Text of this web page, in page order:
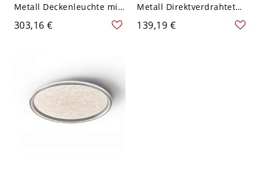
Metall Deckenleuchte mit
Lucite Schirm für den
Wohnbereich, 110-120V,
303,16 €
Metall Direktverdrahtet
Oberflächenmontageleuc
hte mit
139,19 €